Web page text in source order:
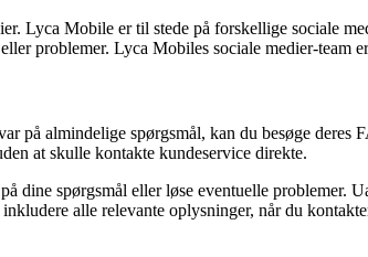
Lyca Mobile er til stede på forskellige sociale
problemer. Lyca Mobiles sociale medier-
på almindelige spørgsmål, kan du besøge
at skulle kontakte kundeservice direkte.
dine spørgsmål eller løse eventuelle problemer.
alle relevante oplysninger, når du